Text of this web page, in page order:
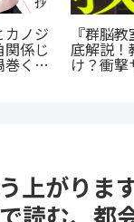
解説！
がる至
《65歳
に！？》
オカ』の
戦慄と
う上がり
読む、都